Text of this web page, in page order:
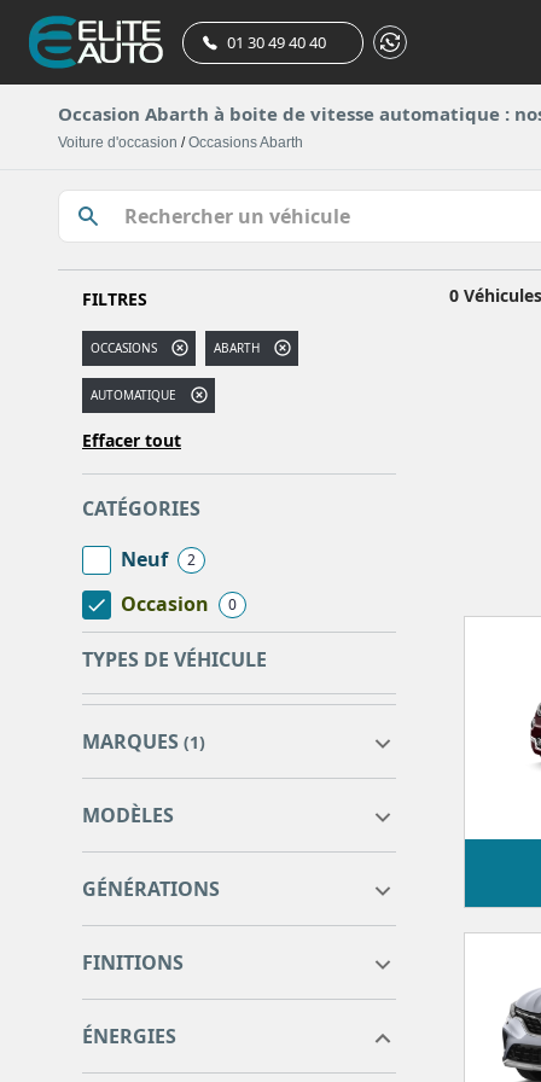
01 30 49 40 40
Occasion Abarth à boite de vitesse automatique :
Voiture d'occasion /Occasions Abarth
FILTRES
OCCASIONS ABARTH
AUTOMATIQUE
Effacer tout
CATÉGORIES
Neuf
2
Occasion 0
TYPES DE VÉHICULE
MARQUES (1)
ABARTH
ALFA ROMEO
AUDI 101
BMW
CITROEN 30
CUPRA
MODÈLES
GÉNÉRATIONS
FINITIONS
ÉNERGIES
0 Véhicules